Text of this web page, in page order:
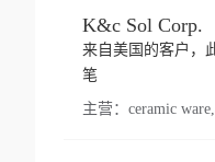
K&c Sol Corp.
来自美国的客户，
笔
主营： ceramic